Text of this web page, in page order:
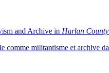
and Archive in Harlan
comme militantisme et archive